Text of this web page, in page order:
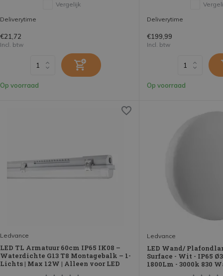
Vergelijk
Deliverytime
€21,72
Incl. btw
Op voorraad
Deliverytime
€199,99
Incl. btw
Op voorraad
Ledvance
LED TL Armatuur 60cm IP65 IK08 –
Waterdichte G13 T8 Montagebalk – 1-
Lichts | Max 12W | Alleen voor LED
Ledvance
LED Wand/
Surface - Wit - IP65
1800Lm - 3000k 830